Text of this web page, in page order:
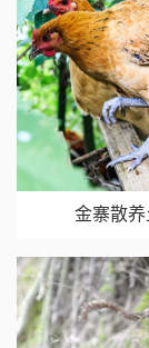
金寨散养